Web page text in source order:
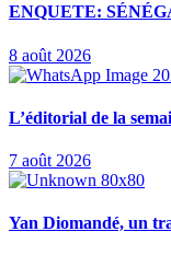
ENQUETE:
8 août 2026
L’éditorial de la
7 août 2026
Yan Diomandé, un